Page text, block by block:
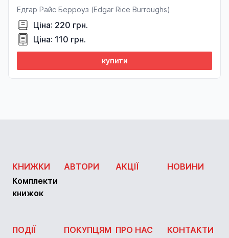
Едгар Райс Берроуз (Edgar Rice Burroughs)
Ціна: 220 грн.
Ціна: 110 грн.
купити
КНИЖКИ
Комплекти
книжок
АВТОРИ АКЦІЇ НОВИНИ
ПОДІЇ
ПОКУПЦЯМ ПРО НАС
КОНТАКТИ